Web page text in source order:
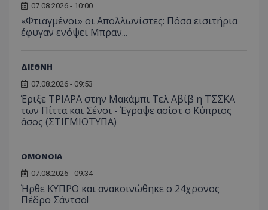
07.08.2026 - 10:00
«Φτιαγμένοι» οι Απολλωνίστες: Πόσα εισιτήρια
έφυγαν ενόψει Μπραν...
ΔΙΕΘΝΗ
07.08.2026 - 09:53
Έριξε ΤΡΙΑΡΑ στην Μακάμπι Τελ Αβίβ η ΤΣΣΚΑ
των Πίττα και Σένσι - Έγραψε ασίστ ο Κύπριος
άσος (ΣΤΙΓΜΙΟΤΥΠΑ)
ΟΜΟΝΟΙΑ
07.08.2026 - 09:34
Ήρθε ΚΥΠΡΟ και ανακοινώθηκε ο 24χρονος
Πέδρο Σάντσο!